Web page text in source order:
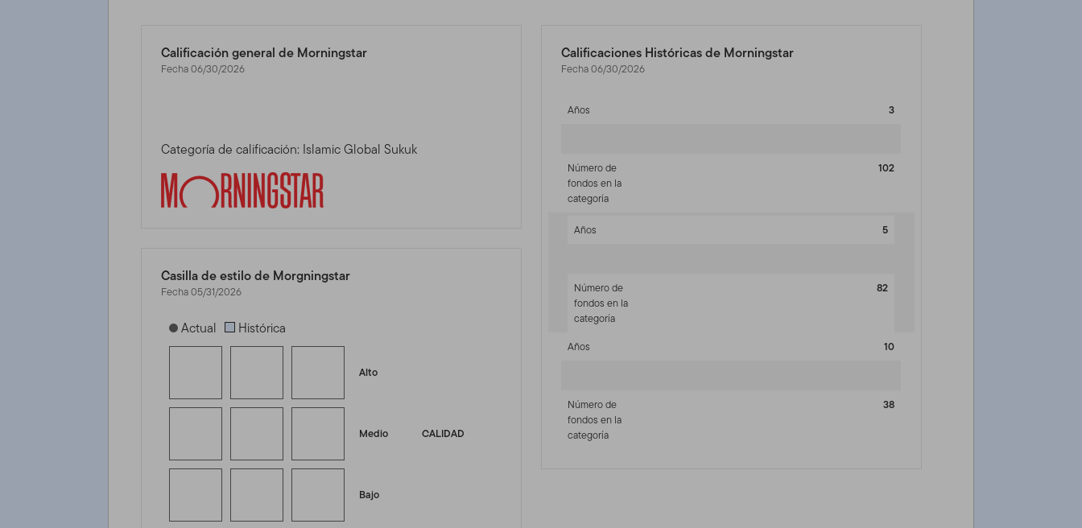
Calificación general de Morningstar
Fecha 06/30/2026
Categoría de calificación: Islamic Global Sukuk
Casilla de estilo de Morgningstar
Fecha 05/31/2026
[products.morningstar-stylebox-title-sr-fixed]
Actual Histórica
Alto
CALIDAD
Medio
Bajo
Calificaciones Históricas de Morningstar
Fecha 06/30/2026
Años 3
Número de
fondos en la
categoría
102
Años 5
Número de
fondos en la
categoría
82
Años 10
Número de
fondos en la
categoría
38